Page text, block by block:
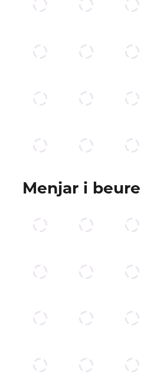
Menjar i beure